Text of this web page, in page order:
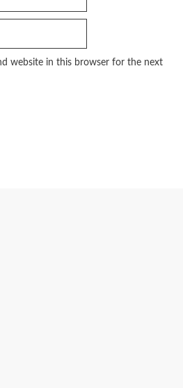
website in this browser for the next